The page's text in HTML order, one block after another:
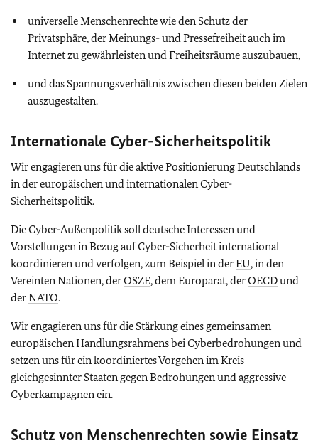
universelle Menschenrechte wie den Schutz der
Privatsphäre, der Meinungs- und Pressefreiheit auch im
Internet zu gewährleisten und Freiheitsräume auszubauen,
und das Spannungsverhältnis zwischen diesen beiden Zielen
auszugestalten.
Internationale Cyber-Sicherheitspolitik
Wir engagieren uns für die aktive Positionierung Deutschlands
in der europäischen und internationalen Cyber-
Sicherheitspolitik.
Die Cyber-Außenpolitik soll deutsche Interessen und
Vorstellungen in Bezug auf Cyber-Sicherheit international
koordinieren und verfolgen, zum Beispiel in derEU, in den
Vereinten Nationen, derOSZE, dem Europarat, derOECDund
derNATO.
Wir engagieren uns für die Stärkung eines gemeinsamen
europäischen Handlungsrahmens bei Cyberbedrohungen und
setzen uns für ein koordiniertes Vorgehen im Kreis
gleichgesinnter Staaten gegen Bedrohungen und aggressive
Cyberkampagnen ein.
Schutz von Menschenrechten sowie Einsatz